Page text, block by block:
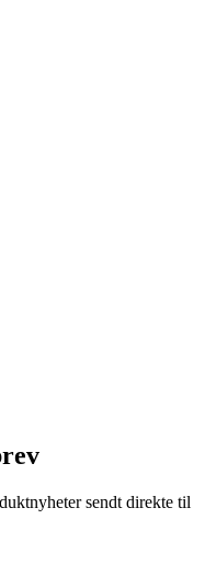
sendt direkte til